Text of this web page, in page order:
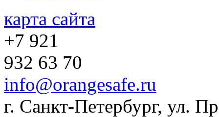
карта сайта
+7 921
932 63 70
info@orangesafe.ru
г. Санкт-Петербург, ул.